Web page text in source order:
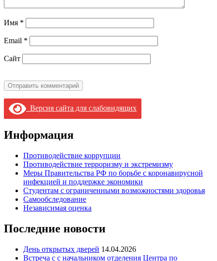
Имя *
Email *
Сайт
Версия сайта для слабовидящих
Информация
Противодействие коррупции
Противодействие терроризму и экстремизму
Меры Правительства РФ по борьбе с коронавирусной
инфекцией и поддержке экономики
Студентам с ограниченными возможностями здоровья
Самообследование
Независимая оценка
Последние новости
День открытых дверей 14.04.2026
Встреча с с начальником отделения Центра по